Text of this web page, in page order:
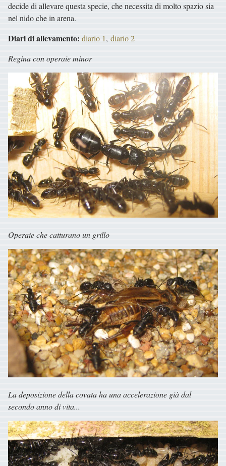
decide di allevare questa specie, che necessita di molto spazio sia
nel nido che in arena.
Diari di allevamento: diario 1, diario 2
Regina con operaie minor
Operaie che catturano un grillo
La deposizione della covata ha una accelerazione già dal
secondo anno di vita...